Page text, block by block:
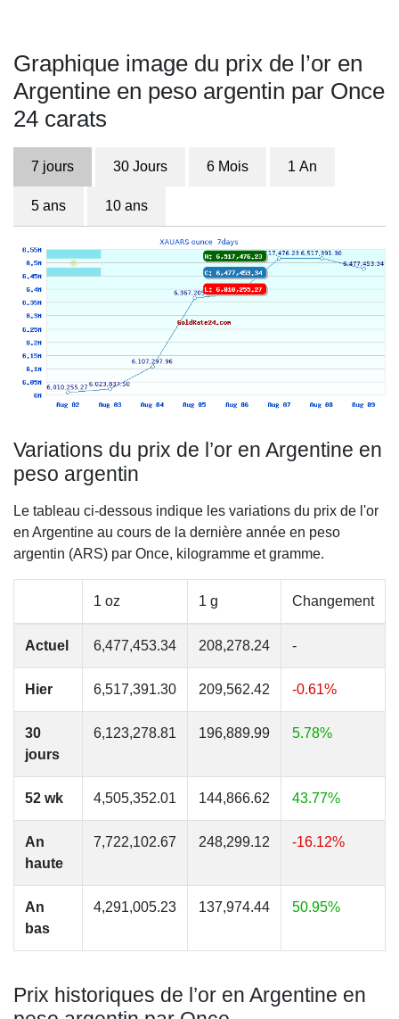
Graphique image du prix de l’or en
Argentine en peso argentin par Once
24 carats
7 jours 30 Jours 6 Mois 1 An
5 ans 10 ans
Variations du prix de l’or en Argentine en
peso argentin
Le tableau ci-dessous indique les variations du prix de l'or
en Argentine au cours de la dernière année en peso
argentin (ARS) par Once, kilogramme et gramme.
1 oz 1 g Changement
Actuel 6,477,453.34 208,278.24 -
Hier 6,517,391.30 209,562.42 -0.61%
30
jours
6,123,278.81 196,889.99 5.78%
52 wk 4,505,352.01 144,866.62 43.77%
An
haute
7,722,102.67 248,299.12 -16.12%
An
bas
4,291,005.23 137,974.44 50.95%
Prix historiques de l’or en Argentine en